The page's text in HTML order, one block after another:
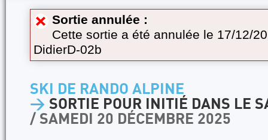
Sortie annulée :
Cette sortie a été annulée le 17/12/
DidierD-02b
SKI DE RANDO ALPINE
> SORTIE POUR INITIÉ DANS LE
/ SAMEDI 20 DÉCEMBRE 2025